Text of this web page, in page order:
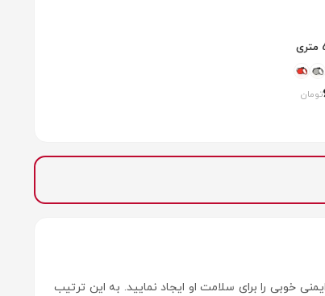
تومان
خوبی را برای سلامت او ایجاد نمایید. به این ترتیب